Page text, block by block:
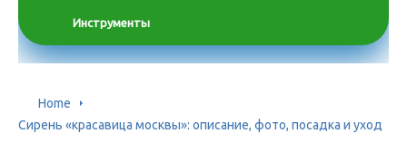
Инструменты
Home
Сирень «красавица москвы»: описание, фото, посадка и уход